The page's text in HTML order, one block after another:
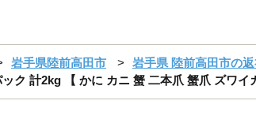
岩手県陸前高田市
岩手県 陸前高田市の
ク 計2kg 【 かに カニ 蟹 二本爪 蟹爪 ズワ